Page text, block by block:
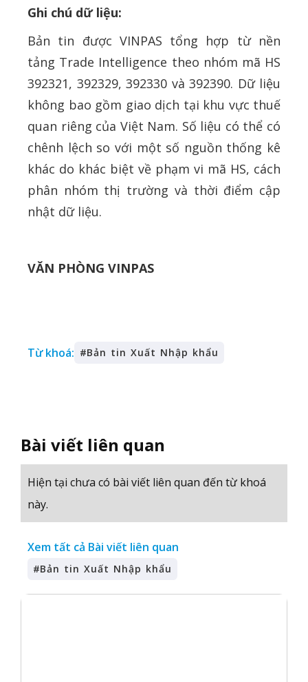
Ghi chú dữ liệu:
Bản tin được VINPAS tổng hợp từ nền
tảng Trade Intelligence theo nhóm mã HS
392321, 392329, 392330 và 392390. Dữ liệu
không bao gồm giao dịch tại khu vực thuế
quan riêng của Việt Nam. Số liệu có thể có
chênh lệch so với một số nguồn thống kê
khác do khác biệt về phạm vi mã HS, cách
phân nhóm thị trường và thời điểm cập
nhật dữ liệu.
VĂN PHÒNG VINPAS
Từ khoá: #Bản tin Xuất Nhập khẩu
Bài viết liên quan
Hiện tại chưa có bài viết liên quan đến từ khoá
này.
Xem tất cả Bài viết liên quan
#Bản tin Xuất Nhập khẩu